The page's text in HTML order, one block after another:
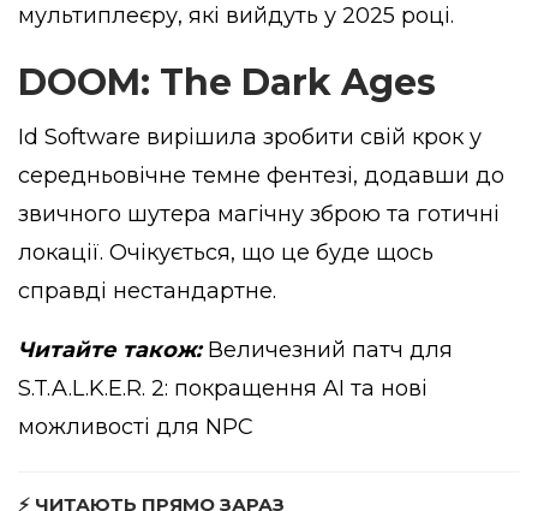
мультиплеєру, які вийдуть у 2025 році.
DOOM: The Dark Ages
Id Software вирішила зробити свій крок у
середньовічне темне фентезі, додавши до
звичного шутера магічну зброю та готичні
локації. Очікується, що це буде щось
справді нестандартне.
Читайте також: Величезний патч для
S.T.A.L.K.E.R. 2: покращення AI та нові
можливості для NPC
⚡ ЧИТАЮТЬ ПРЯМО ЗАРАЗ